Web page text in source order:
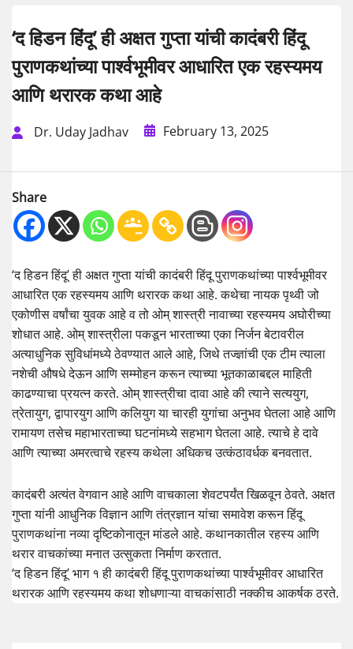
‘द हिडन हिंदू’ ही अक्षत गुप्ता यांची कादंबरी हिंदू
पुराणकथांच्या पार्श्वभूमीवर आधारित एक रहस्यमय
आणि थरारक कथा आहे
Dr. Uday Jadhav February 13, 2025
Share
‘द हिडन हिंदू’ ही अक्षत गुप्ता यांची कादंबरी हिंदू पुराणकथांच्या पार्श्वभूमीवर
आधारित एक रहस्यमय आणि थरारक कथा आहे. कथेचा नायक पृथ्वी जो
एकोणीस वर्षांचा युवक आहे व तो ओम् शास्त्री नावाच्या रहस्यमय अघोरीच्या
शोधात आहे. ओम् शास्त्रीला पकडून भारताच्या एका निर्जन बेटावरील
अत्याधुनिक सुविधांमध्ये ठेवण्यात आले आहे, जिथे तज्ज्ञांची एक टीम त्याला
नशेची औषधे देऊन आणि सम्मोहन करून त्याच्या भूतकाळाबद्दल माहिती
काढण्याचा प्रयत्न करते. ओम् शास्त्रीचा दावा आहे की त्याने सत्ययुग,
त्रेतायुग, द्वापारयुग आणि कलियुग या चारही युगांचा अनुभव घेतला आहे आणि
रामायण तसेच महाभारताच्या घटनांमध्ये सहभाग घेतला आहे. त्याचे हे दावे
आणि त्याच्या अमरत्वाचे रहस्य कथेला अधिकच उत्कंठावर्धक बनवतात.
कादंबरी अत्यंत वेगवान आहे आणि वाचकाला शेवटपर्यंत खिळवून ठेवते. अक्षत
गुप्ता यांनी आधुनिक विज्ञान आणि तंत्रज्ञान यांचा समावेश करून हिंदू
पुराणकथांना नव्या दृष्टिकोनातून मांडले आहे. कथानकातील रहस्य आणि
थरार वाचकांच्या मनात उत्सुकता निर्माण करतात.
‘द हिडन हिंदू’ भाग १ ही कादंबरी हिंदू पुराणकथांच्या पार्श्वभूमीवर आधारित
थरारक आणि रहस्यमय कथा शोधणाऱ्या वाचकांसाठी नक्कीच आकर्षक ठरते.